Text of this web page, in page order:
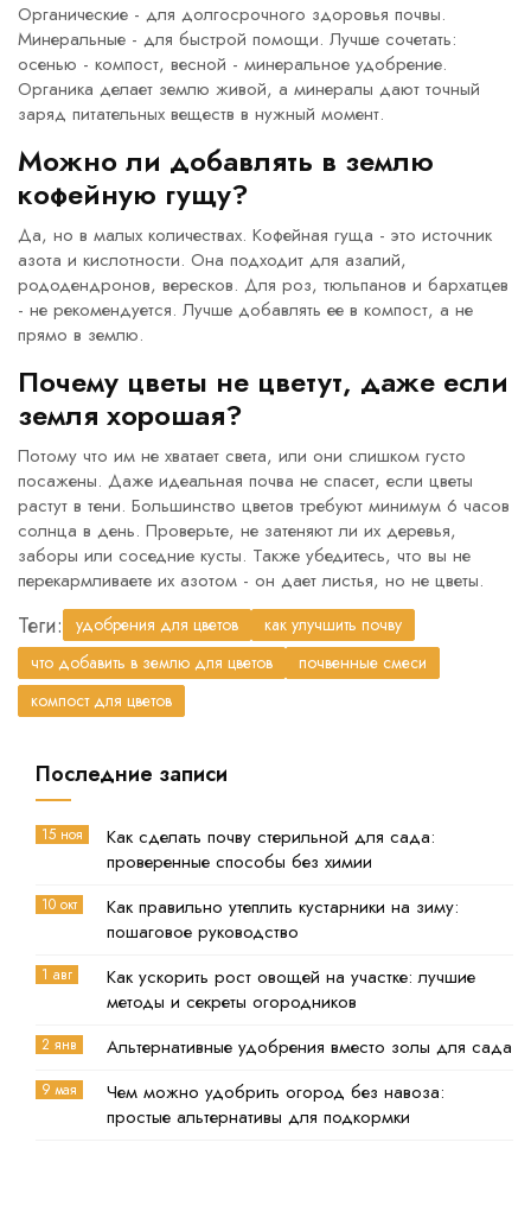
Органические - для долгосрочного здоровья почвы.
Минеральные - для быстрой помощи. Лучше сочетать:
осенью - компост, весной - минеральное удобрение.
Органика делает землю живой, а минералы дают точный
заряд питательных веществ в нужный момент.
Можно ли добавлять в землю
кофейную гущу?
Да, но в малых количествах. Кофейная гуща - это источник
азота и кислотности. Она подходит для азалий,
рододендронов, вересков. Для роз, тюльпанов и бархатцев
- не рекомендуется. Лучше добавлять ее в компост, а не
прямо в землю.
Почему цветы не цветут, даже если
земля хорошая?
Потому что им не хватает света, или они слишком густо
посажены. Даже идеальная почва не спасет, если цветы
растут в тени. Большинство цветов требуют минимум 6 часов
солнца в день. Проверьте, не затеняют ли их деревья,
заборы или соседние кусты. Также убедитесь, что вы не
перекармливаете их азотом - он дает листья, но не цветы.
Теги: удобрения для цветов
как улучшить почву
что добавить в землю для цветов
почвенные смеси
компост для цветов
Последние записи
15 ноя
Как сделать почву стерильной для сада:
проверенные способы без химии
10 окт
Как правильно утеплить кустарники на зиму:
пошаговое руководство
1 авг
Как ускорить рост овощей на участке: лучшие
методы и секреты огородников
2 янв Альтернативные удобрения вместо золы для сада
9 мая
Чем можно удобрить огород без навоза:
простые альтернативы для подкормки